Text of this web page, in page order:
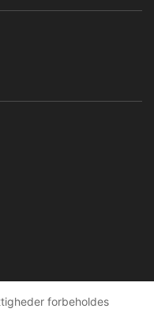
forbeholdes